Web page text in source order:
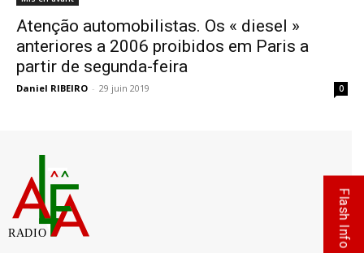
Atenção automobilistas. Os « diesel »
anteriores a 2006 proibidos em Paris a
partir de segunda-feira
Daniel RIBEIRO - 29 juin 2019 0
RADIO Flash Info